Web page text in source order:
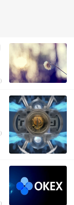
)
)
)